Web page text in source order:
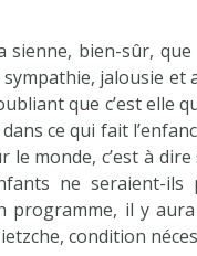
bien-sûr,
jalousie et
que c’est elle
ce qui fait
monde, c’est à
ne seraient-ils
programme, il y
condition